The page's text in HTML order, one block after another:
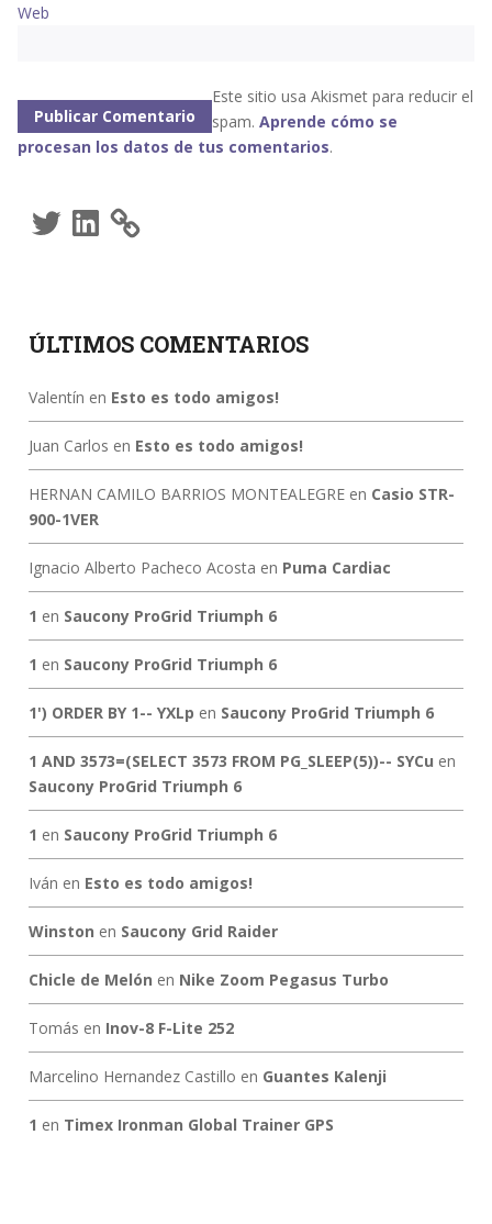
Web
Este sitio usa Akismet para reducir el
spam. Aprende cómo se
procesan los datos de tus comentarios.
TwitterLinkedIn
ÚLTIMOS COMENTARIOS
Valentín en Esto es todo amigos!
Juan Carlos en Esto es todo amigos!
HERNAN CAMILO BARRIOS MONTEALEGREen Casio STR-
900-1VER
Ignacio Alberto Pacheco Acosta en Puma Cardiac
1 en Saucony ProGrid Triumph 6
1 en Saucony ProGrid Triumph 6
1') ORDER BY 1-- YXLp en Saucony ProGrid Triumph 6
1 AND 3573=(SELECT 3573 FROM PG_SLEEP(5))-- SYCu en
Saucony ProGrid Triumph 6
1 en Saucony ProGrid Triumph 6
Iván en Esto es todo amigos!
Winston en Saucony Grid Raider
Chicle de Melón en Nike Zoom Pegasus Turbo
Tomás en Inov-8 F-Lite 252
Marcelino Hernandez Castillo en Guantes Kalenji
1 en Timex Ironman Global Trainer GPS